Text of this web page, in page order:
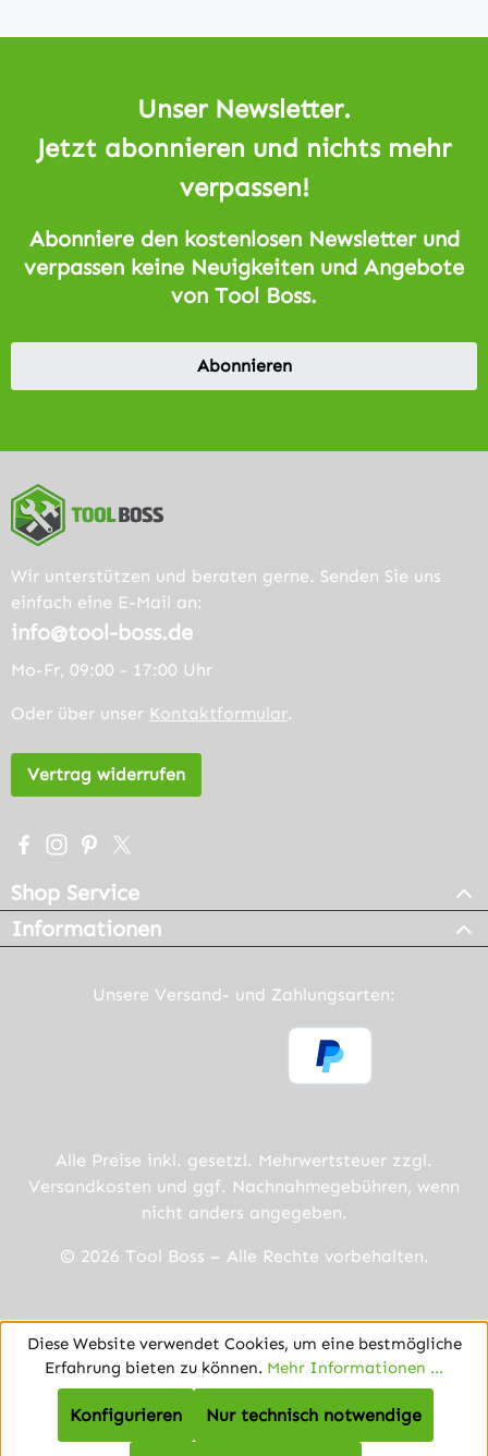
Unser Newsletter.
Jetzt abonnieren und nichts mehr
verpassen!
Abonniere den kostenlosen Newsletter und
verpassen keine Neuigkeiten und Angebote
von Tool Boss.
Abonnieren
Wir unterstützen und beraten gerne. Senden Sie uns
einfach eine E-Mail an:
info@tool-boss.de
Mo-Fr, 09:00 - 17:00 Uhr
Oder über unser Kontaktformular.
Vertrag widerrufen
Besuche uns auf Facebook – öffnet in neuem Tab
Schau auf Instagram vorbei – öffnet in neuem Tab
Lass dich auf Pinterest inspirieren – öffnet in
Folge uns auf X – öffnet in neuem Tab
Shop Service
Informationen
Unsere Versand- und Zahlungsarten:
Alle Preise inkl. gesetzl. Mehrwertsteuer zzgl.
Versandkosten und ggf. Nachnahmegebühren, wenn
nicht anders angegeben.
© 2026 Tool Boss – Alle Rechte vorbehalten.
Diese Website verwendet Cookies, um eine bestmögliche
Erfahrung bieten zu können. Mehr Informationen ...
Nur technisch notwendige
Konfigurieren